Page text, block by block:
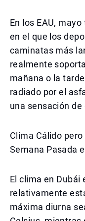
En los EAU,
en el que los
caminatas más
realmente
mañana o la
radiado por el
una sensación
Clima Cálido
Semana Pasada
El clima en Dubái
relativamente
máxima diurna